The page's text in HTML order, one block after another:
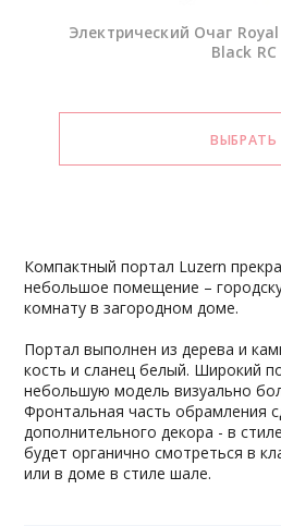
Электрический Очаг
Black RC
Компактный портал Luzern
небольшое помещение –
комнату в загородном доме.
Портал выполнен из дерева и
кость и сланец белый. Широкий
небольшую модель визуально
Фронтальная часть обрамления
дополнительного декора - в
будет органично смотреться в
или в доме в стиле шале.